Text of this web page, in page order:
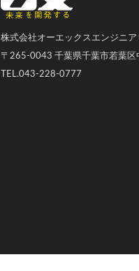
株式会社オーエックスエンジニア
〒265-0043 千葉県千葉市若葉
TEL.043-228-0777